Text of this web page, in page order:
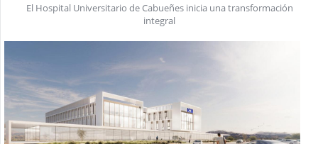
El Hospital Universitario de Cabueñes inicia una transformación
integral